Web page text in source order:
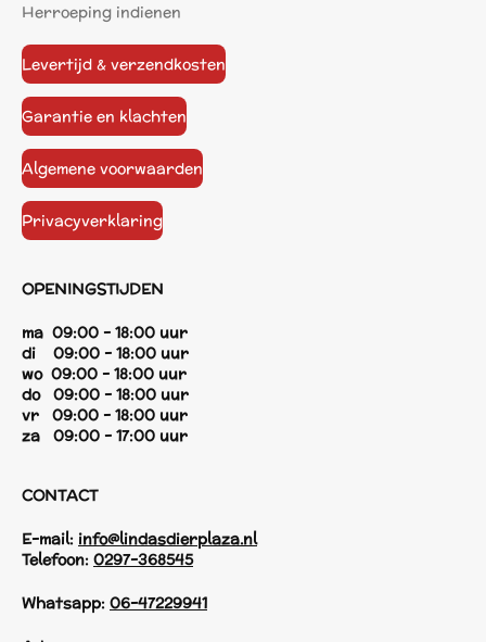
Herroeping indienen
Levertijd & verzendkosten
Garantie en klachten
Algemene voorwaarden
Privacyverklaring
OPENINGSTIJDEN
ma 09:00 - 18:00 uur
di 09:00 - 18:00 uur
wo 09:00 - 18:00 uur
do 09:00 - 18:00 uur
vr 09:00 - 18:00 uur
za 09:00 - 17:00 uur
CONTACT
E-mail: info@lindasdierplaza.nl
Telefoon: 0297-368545
Whatsapp: 06-47229941